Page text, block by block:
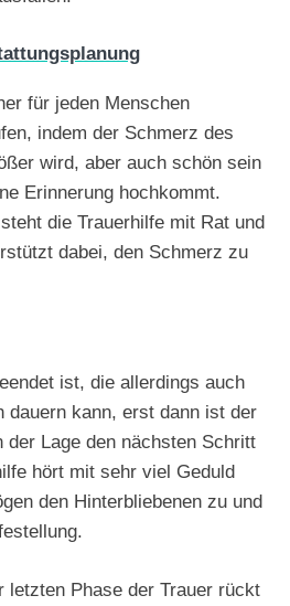
für jeden Menschen
indem der Schmerz des
wird, aber auch schön sein
Erinnerung hochkommt.
die Trauerhilfe mit Rat und
dabei, den Schmerz zu
ist, die allerdings auch
dauern kann, erst dann ist der
der Lage den nächsten Schritt
hört mit sehr viel Geduld
den Hinterbliebenen zu und
letzten Phase der Trauer rückt